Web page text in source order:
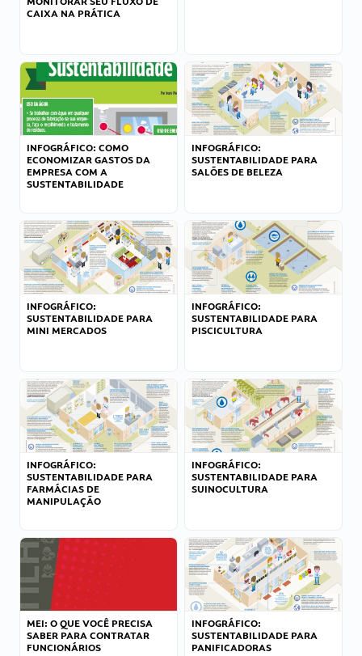
CAIXA NA PRÁTICA
INFOGRÁFICO: COMO
ECONOMIZAR GASTOS DA
EMPRESA COM A
SUSTENTABILIDADE
INFOGRÁFICO:
SUSTENTABILIDADE PARA
SALÕES DE BELEZA
INFOGRÁFICO:
SUSTENTABILIDADE PARA
MINI MERCADOS
INFOGRÁFICO:
SUSTENTABILIDADE PARA
PISCICULTURA
INFOGRÁFICO:
SUSTENTABILIDADE PARA
FARMÁCIAS DE
MANIPULAÇÃO
INFOGRÁFICO:
SUSTENTABILIDADE PARA
SUINOCULTURA
MEI: O QUE VOCÊ PRECISA
SABER PARA CONTRATAR
FUNCIONÁRIOS
INFOGRÁFICO:
SUSTENTABILIDADE PARA
PANIFICADORAS